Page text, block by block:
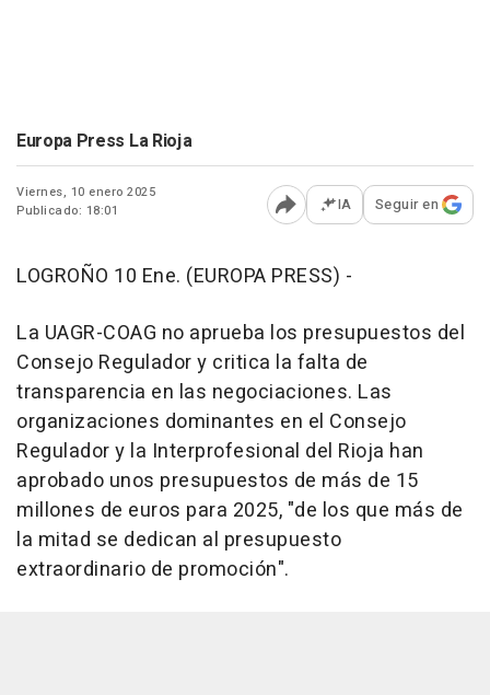
Europa Press La Rioja
Viernes, 10 enero 2025
Publicado: 18:01
Abrir opciones para
IA Seguir en
LOGROÑO 10 Ene. (EUROPA PRESS) -
La UAGR-COAG no aprueba los presupuestos del
Consejo Regulador y critica la falta de
transparencia en las negociaciones. Las
organizaciones dominantes en el Consejo
Regulador y la Interprofesional del Rioja han
aprobado unos presupuestos de más de 15
millones de euros para 2025, "de los que más de
la mitad se dedican al presupuesto
extraordinario de promoción".